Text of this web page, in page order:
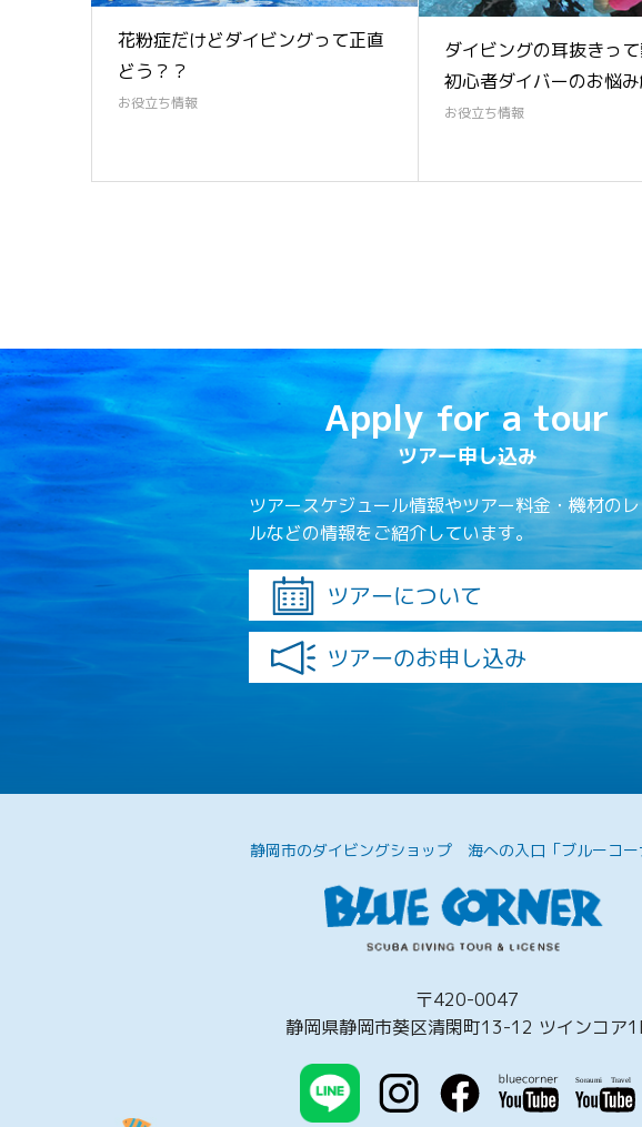
花粉症だけどダイビングって正直
どう？？
お役立ち情報
ダイビングの耳抜きっ
初心者ダイバーのお悩
お役立ち情報
Apply for a tour
ツアー申し込み
ツアースケジュール情報やツアー料金・機材の
ルなどの情報をご紹介しています。
ツアーについて
ツアーのお申し込み
静岡市のダイビングショップ 海への入口「ブルーコー
〒420-0047
静岡県静岡市葵区清閑町13-12 ツインコア